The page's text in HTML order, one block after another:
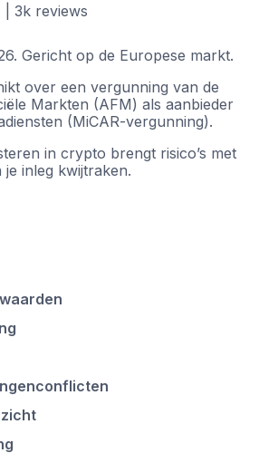
3k reviews
. Gericht op de Europese markt.
over een vergunning van de
Markten (AFM) als aanbieder
(MiCAR-vergunning).
in crypto brengt risico’s met
je inleg kwijtraken.